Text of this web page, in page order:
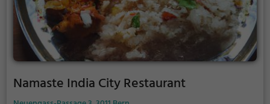
Namaste India City Restaurant